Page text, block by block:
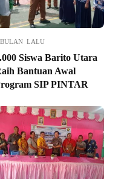
LALU
Siswa Barito Utara
Bantuan Awal
SIP PINTAR